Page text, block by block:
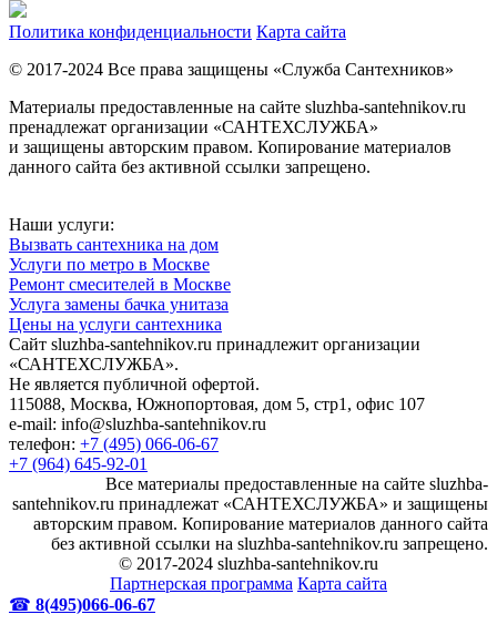
Политика конфиденциальности Карта сайта
© 2017-2024 Все права защищены «Служба Сантехников»
Материалы предоставленные на сайте sluzhba-santehnikov.ru
пренадлежат организации «САНТЕХСЛУЖБА»
и защищены авторским правом. Копирование материалов
данного сайта без активной ссылки запрещено.
Наши услуги:
Вызвать сантехника на дом
Услуги по метро в Москве
Ремонт смесителей в Москве
Услуга замены бачка унитаза
Цены на услуги сантехника
Сайт sluzhba-santehnikov.ru принадлежит организации
«САНТЕХСЛУЖБА».
Не является публичной офертой.
115088, Москва, Южнопортовая, дом 5, стр1, офис 107
e-mail: info@sluzhba-santehnikov.ru
телефон: +7 (495) 066-06-67
+7 (964) 645-92-01
Все материалы предоставленные на сайте sluzhba-
santehnikov.ru принадлежат «САНТЕХСЛУЖБА» и защищены
авторским правом. Копирование материалов данного сайта
без активной ссылки на sluzhba-santehnikov.ru запрещено.
© 2017-2024 sluzhba-santehnikov.ru
Партнерская программа Карта сайта
☎ 8(495)066-06-67